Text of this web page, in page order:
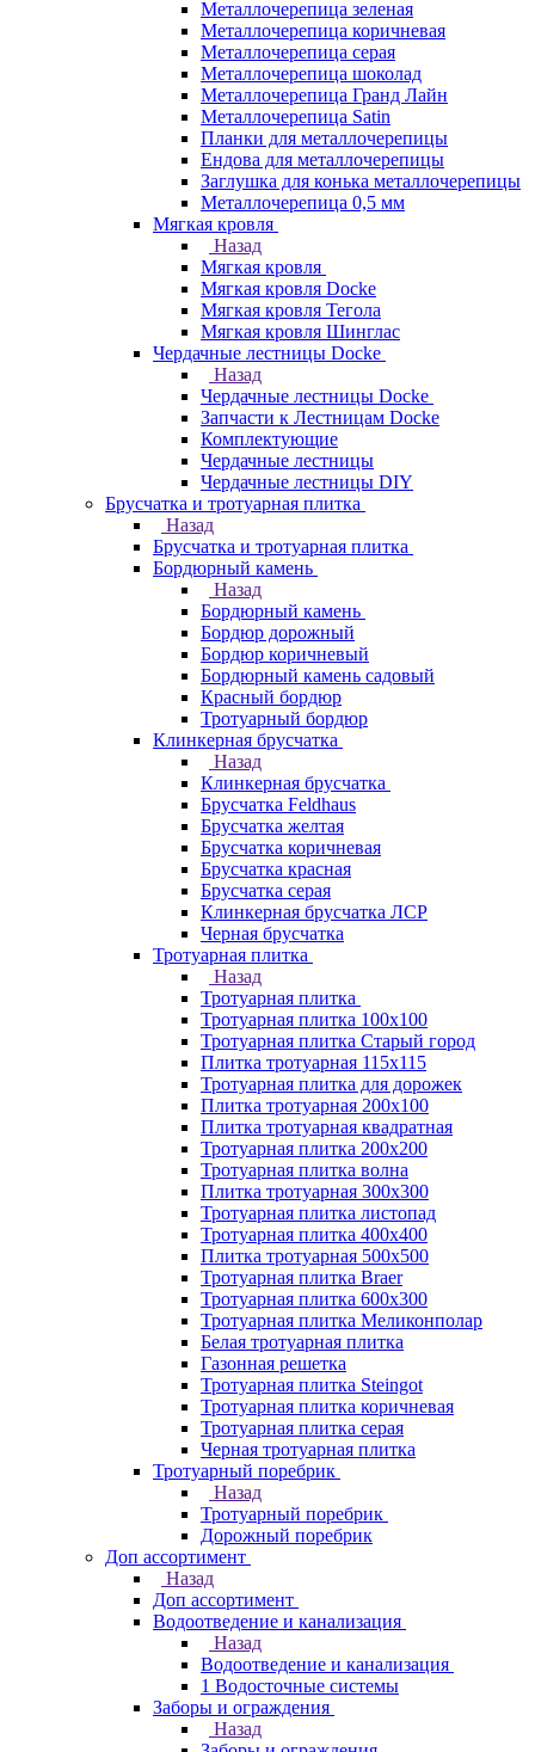
Металлочерепица зеленая
Металлочерепица коричневая
Металлочерепица серая
Металлочерепица шоколад
Металлочерепица Гранд Лайн
Металлочерепица Satin
Планки для металлочерепицы
Ендова для металлочерепицы
Заглушка для конька металлочерепицы
Металлочерепица 0,5 мм
Мягкая кровля
Назад
Мягкая кровля
Мягкая кровля Docke
Мягкая кровля Тегола
Мягкая кровля Шинглас
Чердачные лестницы Docke
Назад
Чердачные лестницы Docke
Запчасти к Лестницам Docke
Комплектующие
Чердачные лестницы
Чердачные лестницы DIY
Брусчатка и тротуарная плитка
Назад
Брусчатка и тротуарная плитка
Бордюрный камень
Назад
Бордюрный камень
Бордюр дорожный
Бордюр коричневый
Бордюрный камень садовый
Красный бордюр
Тротуарный бордюр
Клинкерная брусчатка
Назад
Клинкерная брусчатка
Брусчатка Feldhaus
Брусчатка желтая
Брусчатка коричневая
Брусчатка красная
Брусчатка серая
Клинкерная брусчатка ЛСР
Черная брусчатка
Тротуарная плитка
Назад
Тротуарная плитка
Тротуарная плитка 100x100
Тротуарная плитка Старый город
Плитка тротуарная 115x115
Тротуарная плитка для дорожек
Плитка тротуарная 200х100
Плитка тротуарная квадратная
Тротуарная плитка 200х200
Тротуарная плитка волна
Плитка тротуарная 300х300
Тротуарная плитка листопад
Тротуарная плитка 400х400
Плитка тротуарная 500x500
Тротуарная плитка Braer
Тротуарная плитка 600х300
Тротуарная плитка Меликонполар
Белая тротуарная плитка
Газонная решетка
Тротуарная плитка Steingot
Тротуарная плитка коричневая
Тротуарная плитка серая
Черная тротуарная плитка
Тротуарный поребрик
Назад
Тротуарный поребрик
Дорожный поребрик
Доп ассортимент
Назад
Доп ассортимент
Водоотведение и канализация
Назад
Водоотведение и канализация
1 Водосточные системы
Заборы и ограждения
Назад